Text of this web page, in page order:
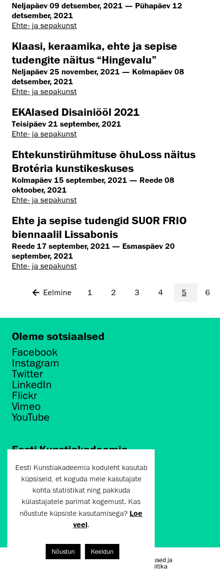
Neljapäev 09 detsember, 2021 — Pühapäev 12
detsember, 2021
Ehte- ja sepakunst
Klaasi, keraamika, ehte ja sepise
tudengite näitus “Hingevalu”
Neljapäev 25 november, 2021 — Kolmapäev 08
detsember, 2021
Ehte- ja sepakunst
EKAlased Disainiööl 2021
Teisipäev 21 september, 2021
Ehte- ja sepakunst
Ehtekunstirühmituse õhuLoss näitus
Brotéria kunstikeskuses
Kolmapäev 15 september, 2021 — Reede 08
oktoober, 2021
Ehte- ja sepakunst
Ehte ja sepise tudengid SUOR FRIO
biennaalil Lissabonis
Reede 17 september, 2021 — Esmaspäev 20
september, 2021
Ehte- ja sepakunst
Eelmine 1 2 3 4 5 6
Oleme sotsiaalsed
Facebook
Instagram
Twitter
LinkedIn
Flickr
Vimeo
YouTube
Eesti Kunstiakadeemia
Põhja puiestee 7
Tallinn 10412
artun@artun.ee
+372 6267301
Liitu uudiskirjaga!
Kasutustingimused ja
privaatsuspoliitika
Eesti Kunstiakadeemia koduleht kasutab
küpsiseid, et koguda meie kasutajate
kohta statistikat ning pakkuda
külastajatele parimat kogemust. Kas
nõustute küpsiste kasutamisega? Loe
veel.
Nõustun Keeldun